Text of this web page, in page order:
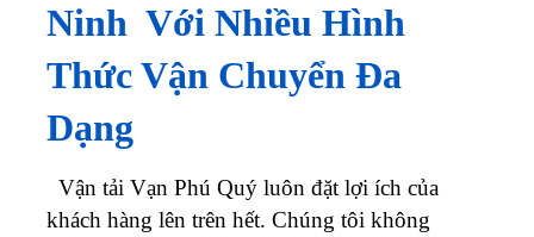
Ninh Với Nhiều Hình
Thức Vận Chuyển Đa
Dạng
Vận tải Vạn Phú Quý luôn đặt lợi ích của
khách hàng lên trên hết. Chúng tôi không